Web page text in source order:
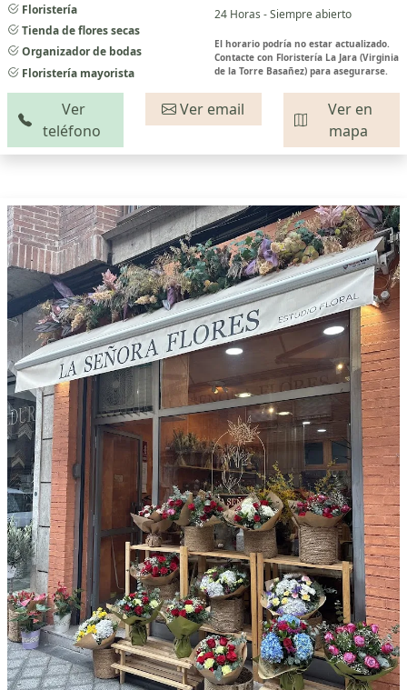
Floristería
Tienda de flores secas
Organizador de bodas
Floristería mayorista
24 Horas - Siempre abierto
El horario podría no estar actualizado.
Contacte con Floristería La Jara (Virginia
de la Torre Basañez) para asegurarse.
Ver
teléfono
Ver email
Ver en
mapa